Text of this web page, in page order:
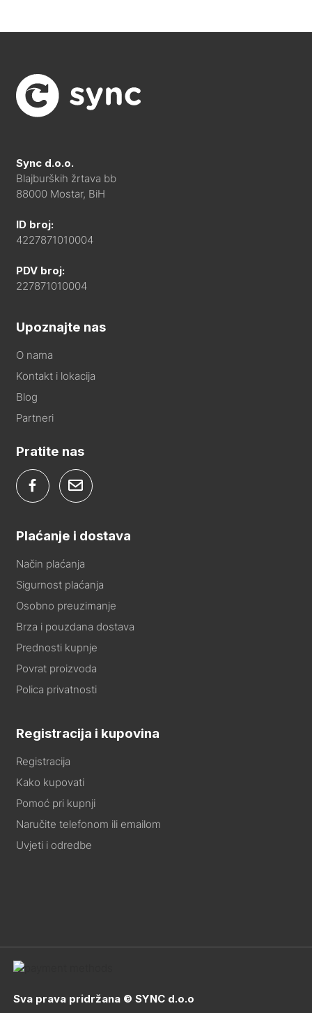
Sync d.o.o.
Blajburških žrtava bb
88000 Mostar, BiH
ID broj:
4227871010004
PDV broj:
227871010004
Upoznajte nas
O nama
Kontakt i lokacija
Blog
Partneri
Pratite nas
Plaćanje i dostava
Način plaćanja
Sigurnost plaćanja
Osobno preuzimanje
Brza i pouzdana dostava
Prednosti kupnje
Povrat proizvoda
Polica privatnosti
Registracija i kupovina
Registracija
Kako kupovati
Pomoć pri kupnji
Naručite telefonom ili emailom
Uvjeti i odredbe
Sva prava pridržana © SYNC d.o.o